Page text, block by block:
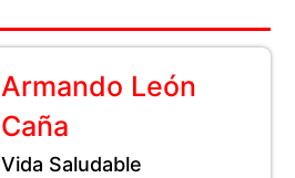
Armando León
Caña
Vida Saludable